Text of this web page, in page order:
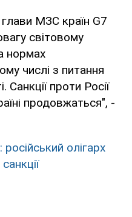
глави МЗС країн G7
світовому
нормах
числі з питання
Санкції проти Росії
продовжаться", -
олігарх